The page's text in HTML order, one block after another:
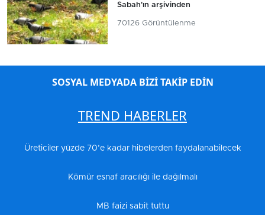
Sabah'ın arşivinden
70126 Görüntülenme
SOSYAL MEDYADA BİZİ TAKİP EDİN
TREND HABERLER
Üreticiler yüzde 70’e kadar hibelerden faydalanabilecek
Kömür esnaf aracılığı ile dağılmalı
MB faizi sabit tuttu